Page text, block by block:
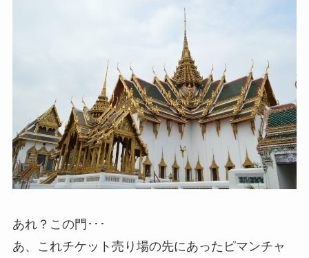
あれ？この門･･･
あ、これチケット売り場の先にあったピマンチャ